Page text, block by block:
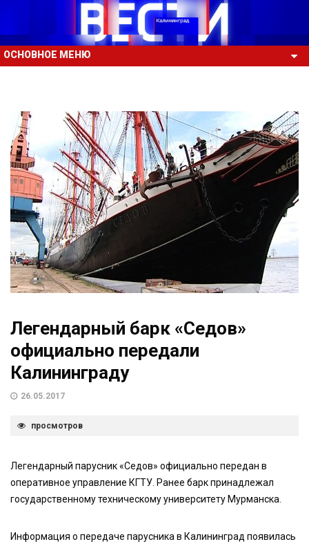
ОСНОВНОЕ МЕНЮ
Легендарный барк «Седов»
официально передали
Калининграду
26.05.2017
просмотров
Легендарный парусник «Седов» официально передан в
оперативное управление КГТУ. Ранее барк принадлежал
государственному техническому университету Мурманска.
Информация о передаче парусника в Калининград появилась